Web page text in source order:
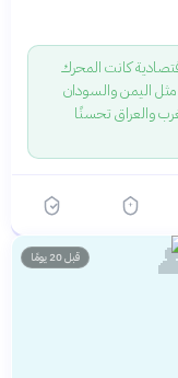
كانت المحرك
مثل اليمن والسودان
والعراق تحسنًا
قبل 20 يومًا